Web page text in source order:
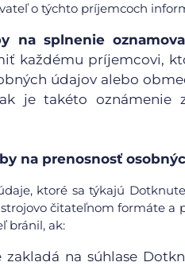
o týchto príjemcoch
na splnenie
každému príjemcovi,
údajov alebo
je takéto oznámenie
na prenosnosť
ktoré sa týkajú
čitateľnom formáte a
bránil, ak:
zakladá na súhlase